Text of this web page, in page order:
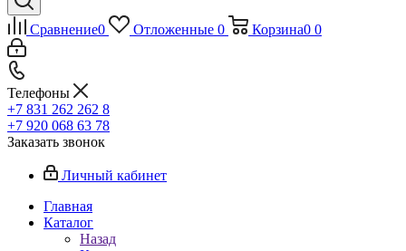
Сравнение0 Отложенные 0 Корзина0 0
Телефоны
+7 831 262 262 8
+7 920 068 63 78
Заказать звонок
Личный кабинет
Главная
Каталог
Назад